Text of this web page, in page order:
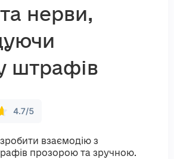
нерви,
штрафів
взаємодію з
прозорою та зручною.